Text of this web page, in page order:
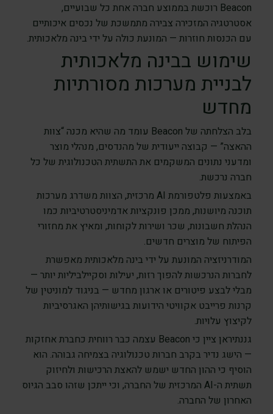
Beacon רוכשת בממוצע חברה אחת כל שבועיים,
אסטרטגיה המזכירה צבירה מתמשכת של נכסים איכותיים
עם הכנסות חוזרות — המונעת כולה על ידי בינה מלאכותית.
שימוש בבינה מלאכותית
לבניית מערכות מסורתיות
מחדש
בלב הצלחתה של Beacon עומד מה שהיא מכנה “צוות
ההאצה” — קבוצה ייעודית של מהנדסים, מנהלי מוצר
ומדעני נתונים המשקמים את התשתית הטכנולוגית של כל
חברה נרכשת.
באמצעות פלטפורמת AI מרכזית, הצוות משדרג מערכות
תוכנה מיושנות, ממכן פונקציות אדמיניסטרטיביות כמו
הנהלת חשבונות, שכר ושירות לקוחות, ומאיץ את מחזורי
הפיתוח של מוצרים חדשים.
המודרניזציה המונעת על ידי בינה מלאכותית מאפשרת
לחברות הנרכשות להפוך רזות, יעילות וסקיילביליות יותר —
מבלי לבצע פיטורים או ארגון מחדש — בניגוד למוניטין של
קרנות פרייבט אקוויטי הידועות בגישותיהן האגרסיביות
לקיצוץ עלויות.
גננתיראן ציין כי Beacon עצמה כבר רווחית כחברת אחזקות
— הישג נדיר בקרב חברות טכנולוגיה בצמיחה גבוהה. הוא
הוסיף כי ההון החדש ישמש להאצת הרכישות ולחיזוק
תשתית ה-AI המרכזית של החברה, וכי ייתכן שזהו סבב הגיוס
האחרון של החברה.